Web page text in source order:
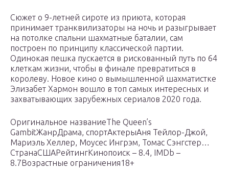
Сюжет о 9-летней сироте из приюта, которая
принимает транквилизаторы на ночь и разыгрывает
на потолке спальни шахматные баталии, сам
построен по принципу классической партии.
Одинокая пешка пускается в рискованный путь по 64
клеткам жизни, чтобы в финале превратиться в
королеву. Новое кино о вымышленной шахматистке
Элизабет Хармон вошло в топ самых интересных и
захватывающих зарубежных сериалов 2020 года.
Оригинальное названиеThe Queen’s
GambitЖанрДрама, спортАктерыАня Тейлор-Джой,
Мариэль Хеллер, Моусес Ингрэм, Томас Сэнгстер…
СтранаСШАРейтингКинопоиск – 8.4, IMDb –
8.7Возрастные ограничения18+